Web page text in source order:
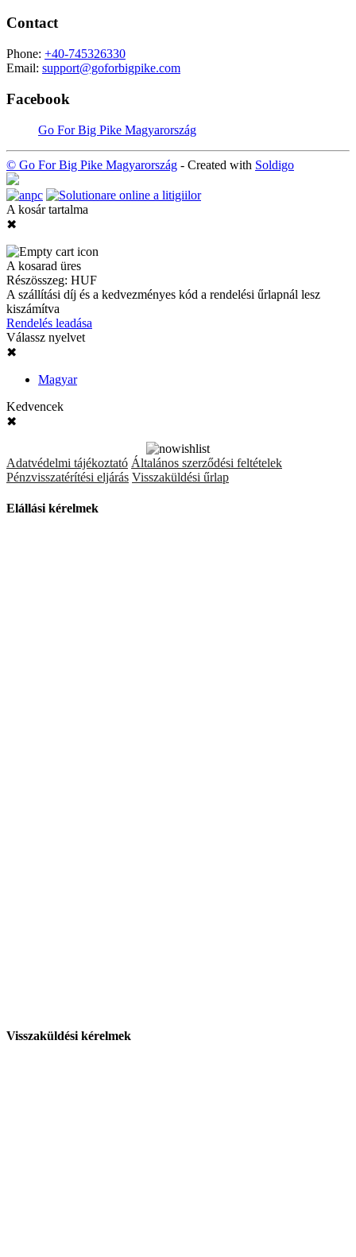
Contact
Phone: +40-745326330
Email: support@goforbigpike.com
Facebook
Go For Big Pike Magyarország
© Go For Big Pike Magyarország - Created with Soldigo
A kosár tartalma
✖
A kosarad üres
Részösszeg: HUF
A szállítási díj és a kedvezményes kód a rendelési űrlapnál lesz
kiszámítva
Rendelés leadása
Válassz nyelvet
✖
Magyar
Kedvencek
✖
Adatvédelmi tájékoztató Általános szerződési feltételek
Pénzvisszatérítési eljárás Visszaküldési űrlap
Elállási kérelmek
Visszaküldési kérelmek